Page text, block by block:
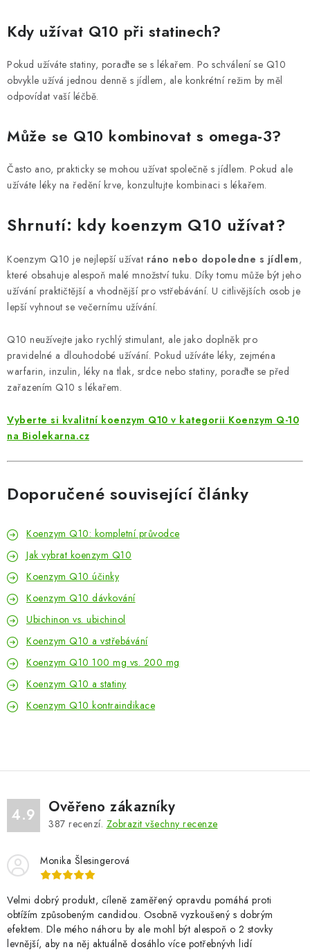
Kdy užívat Q10 při statinech?
Pokud užíváte statiny, poraďte se s lékařem. Po schválení se Q10
obvykle užívá jednou denně s jídlem, ale konkrétní režim by měl
odpovídat vaší léčbě.
Může se Q10 kombinovat s omega-3?
Často ano, prakticky se mohou užívat společně s jídlem. Pokud ale
užíváte léky na ředění krve, konzultujte kombinaci s lékařem.
Shrnutí: kdy koenzym Q10 užívat?
Koenzym Q10 je nejlepší užívat ráno nebo dopoledne s jídlem,
které obsahuje alespoň malé množství tuku. Díky tomu může být jeho
užívání praktičtější a vhodnější pro vstřebávání. U citlivějších osob je
lepší vyhnout se večernímu užívání.
Q10 neužívejte jako rychlý stimulant, ale jako doplněk pro
pravidelné a dlouhodobé užívání. Pokud užíváte léky, zejména
warfarin, inzulin, léky na tlak, srdce nebo statiny, poraďte se před
zařazením Q10 s lékařem.
Vyberte si kvalitní koenzym Q10 v kategorii Koenzym Q-10
na Biolekarna.cz
Doporučené související články
Koenzym Q10: kompletní průvodce
Jak vybrat koenzym Q10
Koenzym Q10 účinky
Koenzym Q10 dávkování
Ubichinon vs. ubichinol
Koenzym Q10 a vstřebávání
Koenzym Q10 100 mg vs. 200 mg
Koenzym Q10 a statiny
Koenzym Q10 kontraindikace
4.9 Ověřeno zákazníky
387 recenzí. Zobrazit všechny recenze
Monika Šlesingerová
Velmi dobrý produkt, cíleně zaměřený opravdu pomáhá proti
obtížím způsobeným candidou. Osobně vyzkoušený s dobrým
efektem. Dle mého náhoru by ale mohl být alespoň o 2 stovky
levnější, aby na něj aktuálně dosáhlo více potřebnývh lidí